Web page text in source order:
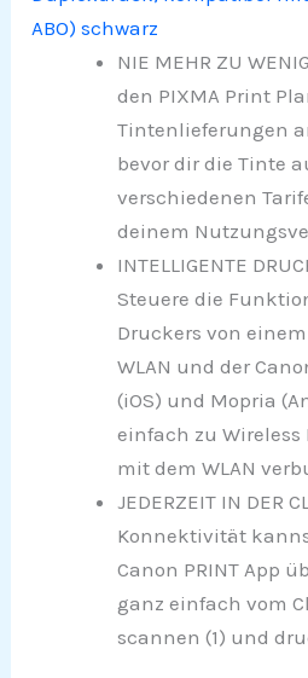
ABO) schwarz
NIE MEHR ZU
den PIXMA Print
Tintenlieferungen
bevor dir die Tinte
verschiedenen
deinem
INTELLIGENTE
Steuere die
Druckers von
WLAN und der
(iOS) und Mopria
einfach zu
mit dem WLAN
JEDERZEIT IN DER
Konnektivität
Canon PRINT App
ganz einfach vom
scannen (1) und